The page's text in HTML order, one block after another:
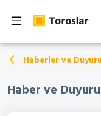
Haberler ve
Haber ve